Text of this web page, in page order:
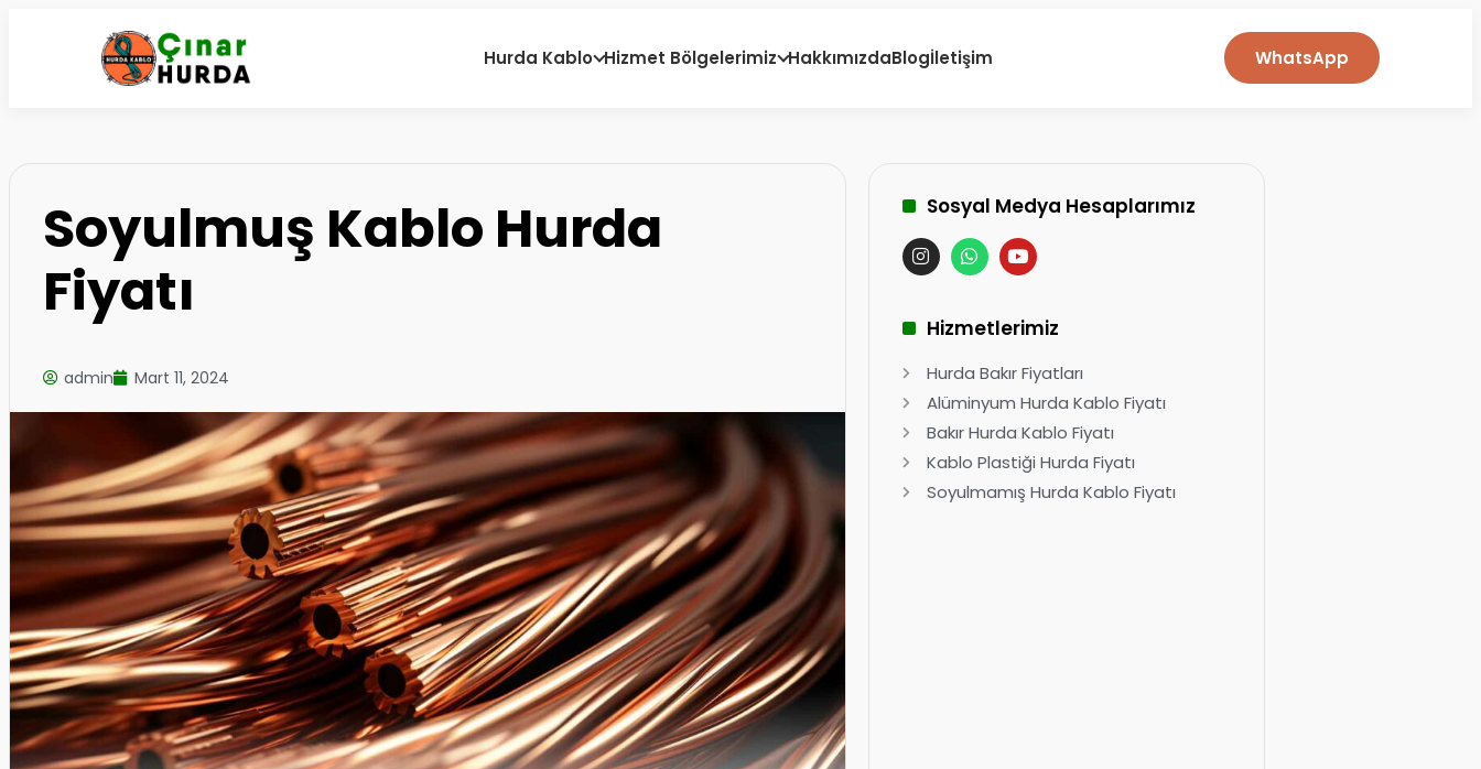
Hurda Kablo Hizmet Bölgelerimiz HakkımızdaBlogİletişim WhatsApp
Soyulmuş Kablo Hurda
Fiyatı
admin Mart 11, 2024
Sosyal Medya Hesaplarımız
Hizmetlerimiz
Hurda Bakır Fiyatları
Alüminyum Hurda Kablo Fiyatı
Bakır Hurda Kablo Fiyatı
Kablo Plastiği Hurda Fiyatı
Soyulmamış Hurda Kablo Fiyatı